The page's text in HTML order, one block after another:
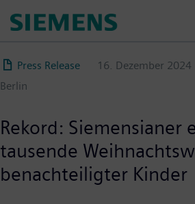
zum
Press Release
16. Dezember 2024
Berlin
Rekord: Siemensianer
tausende
benachteiligter Kinder